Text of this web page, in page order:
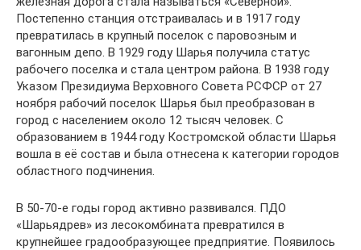
Постепенно станция отстраивалась и в 1917 году
превратилась в крупный поселок с паровозным и
вагонным депо. В 1929 году Шарья получила статус
рабочего поселка и стала центром района. В 1938 году
Указом Президиума Верховного Совета РСФСР от 27
ноября рабочий поселок Шарья был преобразован в
город с населением около 12 тысяч человек. С
образованием в 1944 году Костромской области Шарья
вошла в её состав и была отнесена к категории городов
областного подчинения.
В 50-70-е годы город активно развивался. ПДО
«Шарьядрев» из лесокомбината превратился в
крупнейшее градообразующее предприятие. Появилось